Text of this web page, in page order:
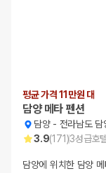
평균 가격 11만원 대
담양 메타 펜션
담양- 전라남도
3.9(171)3성급호
담양에 위치한 담양